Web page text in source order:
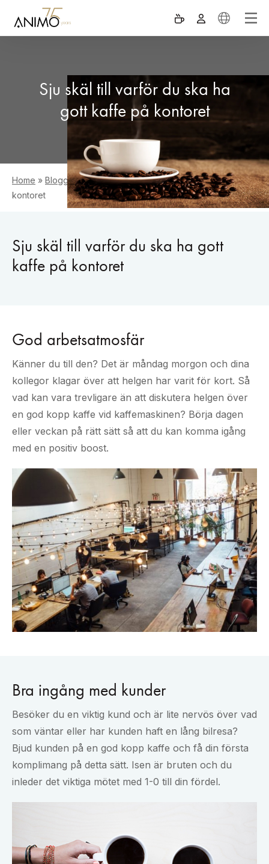
Sju skäl till varför du ska ha
gott kaffe på kontoret
Home » Blogg»Sju skäl till varför du ska ha gott kaffe på
kontoret
Sju skäl till varför du ska ha gott
kaffe på kontoret
God arbetsatmosfär
Känner du till den? Det är måndag morgon och dina
kollegor klagar över att helgen har varit för kort. Så
vad kan vara trevligare än att diskutera helgen över
en god kopp kaffe vid kaffemaskinen? Börja dagen
eller veckan på rätt sätt så att du kan komma igång
med en positiv boost.
Bra ingång med kunder
Besöker du en viktig kund och är lite nervös över vad
som väntar eller har kunden haft en lång bilresa?
Bjud kunden på en god kopp kaffe och få din första
komplimang på detta sätt. Isen är bruten och du
inleder det viktiga mötet med 1-0 till din fördel.